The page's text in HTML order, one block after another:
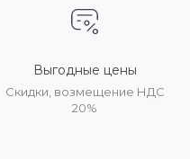
Выгодные цены
Скидки, возмещение НДС
20%